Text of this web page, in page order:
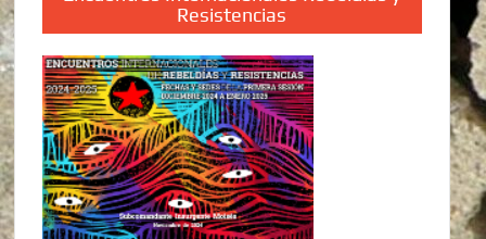
Resistencias